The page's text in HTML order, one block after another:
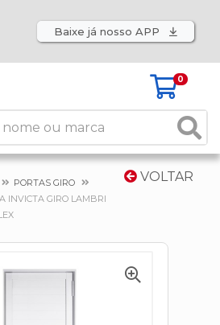
Baixe já nosso APP
0
VOLTAR
PORTAS GIRO
INVICTA GIRO LAMBRI